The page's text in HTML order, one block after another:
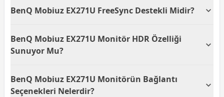
süresi, hızlı hareket eden görüntülerde bulanıklığı
BenQ Mobiuz EX271U FreeSync Destekli Midir?
Premium teknolojisini destekler. Bu teknoloji, ekran
yırtılmalarını önler ve oyun deneyimini daha akıcı
hale getirir.
BenQ Mobiuz EX271U Monitör HDR Özelliği
Sunuyor Mu?
desteği, daha canlı renkler ve daha yüksek kontrast
sunarak daha gerçekçi görüntüler sağlar.
BenQ Mobiuz EX271U Monitörün Bağlantı
Seçenekleri Nelerdir?